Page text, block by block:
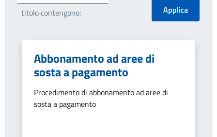
titolo contengono:
Abbonamento ad aree di
sosta a pagamento
Procedimento di abbonamento ad aree di
sosta a pagamento